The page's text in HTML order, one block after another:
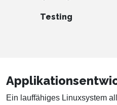
Testing
Ein lauffähiges Linuxsystem